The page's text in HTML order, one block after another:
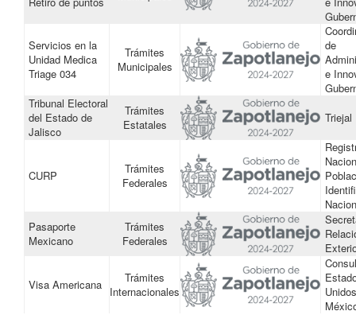
Servicios en la
Unidad Medica
Triage 034
Trámites
Municipales
de
e
Tribunal Electoral
del Estado de
Jalisco
Trámites
Estatales
Triejal
CURP
Trámites
Federales
Pasaporte
Mexicano
Trámites
Federales
Visa Americana
Trámites
Internacionales